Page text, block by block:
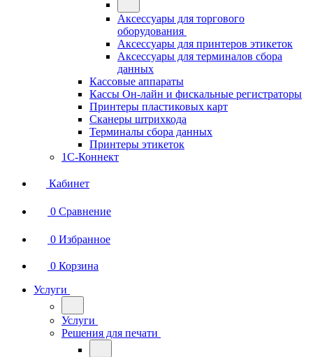
Аксессуары для торгового
оборудования
Аксессуары для принтеров этикеток
Аксессуары для терминалов сбора
данных
Кассовые аппараты
Кассы Он-лайн и фискальные регистраторы
Принтеры пластиковых карт
Сканеры штрихкода
Терминалы сбора данных
Принтеры этикеток
1С-Коннект
Кабинет
0 Сравнение
0 Избранное
0 Корзина
Услуги
Услуги
Решения для печати